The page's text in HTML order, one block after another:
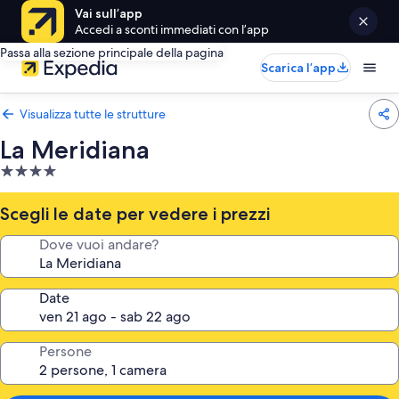
Vai sull’app
Accedi a sconti immediati con l’app
Passa alla sezione principale della pagina
Scarica l’app
Visualizza tutte le strutture
La Meridiana
Struttura
a
4.0
stelle
Scegli le date per vedere i prezzi
Dove vuoi andare?
Date
Persone